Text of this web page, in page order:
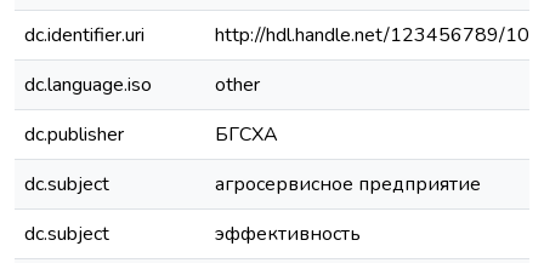
dc.identifier.uri
http://hdl.handle.net/123456789/
dc.language.iso
other
dc.publisher
БГСХА
dc.subject
агросервисное предприятие
dc.subject
эффективность